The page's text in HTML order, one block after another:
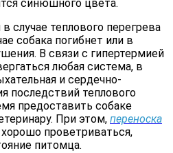
синюшного цвета.
случае теплового перегрева
собака погибнет или в
В связи с гипертермией
любая система, в
и сердечно-
последствий теплового
предоставить собаке
При этом, переноска
проветриваться,
питомца.